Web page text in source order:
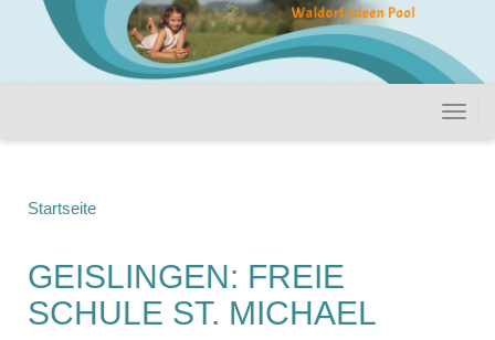
Startseite
GEISLINGEN: FREIE
SCHULE ST. MICHAEL